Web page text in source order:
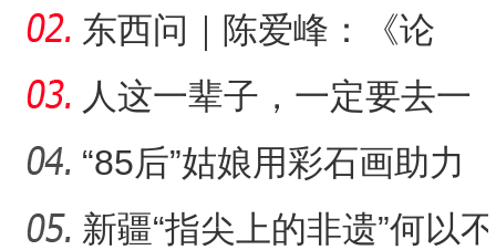
老年人的心坎上？
东西问｜陈爱峰：《论
语》缘何成为千年前新疆
的课
人这一辈子，一定要去一
趟石河子！
“85后”姑娘用彩石画助力
新疆文创“破圈”
新疆“指尖上的非遗”何以不